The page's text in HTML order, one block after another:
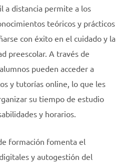
a distancia permite a los
teóricos y prácticos
con éxito en el cuidado y la
preescolar. A través de
pueden acceder a
y tutorías online, lo que les
su tiempo de estudio
y horarios.
formación fomenta el
y autogestión del